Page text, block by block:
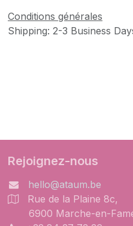
Conditions générales
Shipping: 2-3 Business
Rejoignez-nous
hello@ataum.be
Rue de la Plaine 8c,
6900 Marche-en-